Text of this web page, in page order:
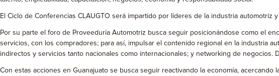
El Ciclo de Conferencias CLAUGTO será impartido por líderes de la industria
Por su parte el foro de Proveeduría Automotriz busca seguir posicionándose como el
servicios, con los compradores; para así, impulsar el contenido regional en la industria
indirectos y servicios tanto nacionales como internacionales; y networking de
Con estas acciones en Guanajuato se busca seguir reactivando la economía,